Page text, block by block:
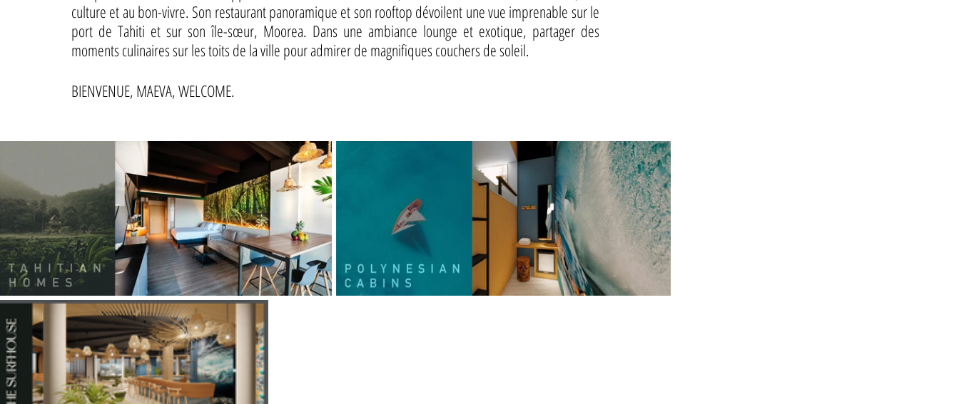
culture et au bon-vivre. Son restaurant panoramique et son rooftop dévoilent une vue imprenable sur le
port de Tahiti et sur son île-sœur, Moorea. Dans une ambiance lounge et exotique, partager des
moments culinaires sur les toits de la ville pour admirer de magnifiques couchers de soleil.
BIENVENUE, MAEVA, WELCOME.